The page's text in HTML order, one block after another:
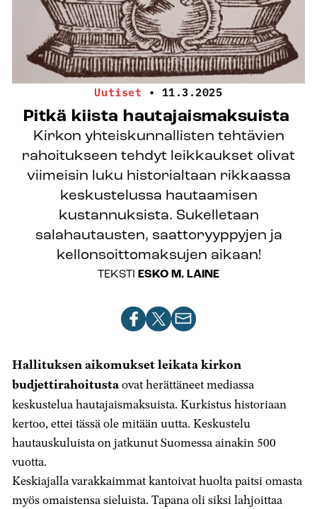
Uutiset • 11.3.2025
Pitkä kiista hautajaismaksuista
Kirkon yhteiskunnallisten tehtävien
rahoitukseen tehdyt leikkaukset olivat
viimeisin luku historialtaan rikkaassa
keskustelussa hautaamisen
kustannuksista. Sukelletaan
salahautausten, saattoryyppyjen ja
kellonsoittomaksujen aikaan!
TEKSTI ESKO M. LAINE
Jaa
artikkeli
Jaa
artikkeli
palvelussa
Jaa
artikkeli
Hallituksen aikomukset leikata kirkon
budjettirahoitustaovat herättäneet mediassa
keskustelua hautajaismaksuista. Kurkistus historiaan
kertoo, ettei tässä ole mitään uutta. Keskustelu
hautauskuluista on jatkunut Suomessa ainakin 500
vuotta.
Keskiajalla varakkaimmat kantoivat huolta paitsi omasta
myös omaistensa sieluista. Tapana oli siksi lahjoittaa